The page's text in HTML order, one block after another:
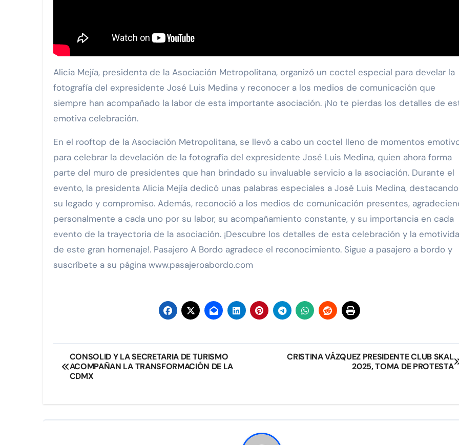
GrupoBD refrenda su liderazgo organizacional al formar parte de Súper Empresas 2026
Alicia Mejía, presidenta de la Asociación Metropolitana, organizó un coctel especial para develar la
fotografía del expresidente José Luis Medina y reconocer a los medios de comunicación que
siempre han acompañado la labor de esta importante asociación. ¡No te pierdas los detalles de
emotiva celebración.
En el rooftop de la Asociación Metropolitana, se llevó a cabo un coctel lleno de momentos
para celebrar la develación de la fotografía del expresidente José Luis Medina, quien ahora forma
parte del muro de presidentes que han brindado su invaluable servicio a la asociación. Durante el
evento, la presidenta Alicia Mejía dedicó unas palabras especiales a José Luis Medina, destacando
su legado y compromiso. Además, reconoció a los medios de comunicación presentes,
personalmente a cada uno por su labor, su acompañamiento constante, y su importancia en cada
evento de la trayectoria de la asociación. ¡Descubre los detalles de esta celebración y la
de este gran homenaje!. Pasajero A Bordo agradece el reconocimiento. Sigue a pasajero a bordo y
suscríbete a su página www.pasajeroabordo.com
Navegación
de
CONSOLID Y LA SECRETARIA DE TURISMO
ACOMPAÑAN LA TRANSFORMACIÓN DE LA
CDMX
CRISTINA VÁZQUEZ PRESIDENTE CLUB SKAL
2025, TOMA DE PROTESTA